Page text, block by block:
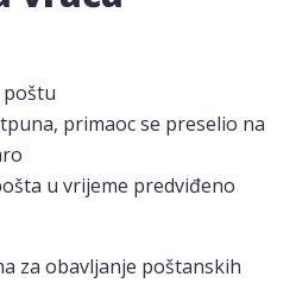
poštu
primaoc se preselio na
u vrijeme predviđeno
za obavljanje poštanskih